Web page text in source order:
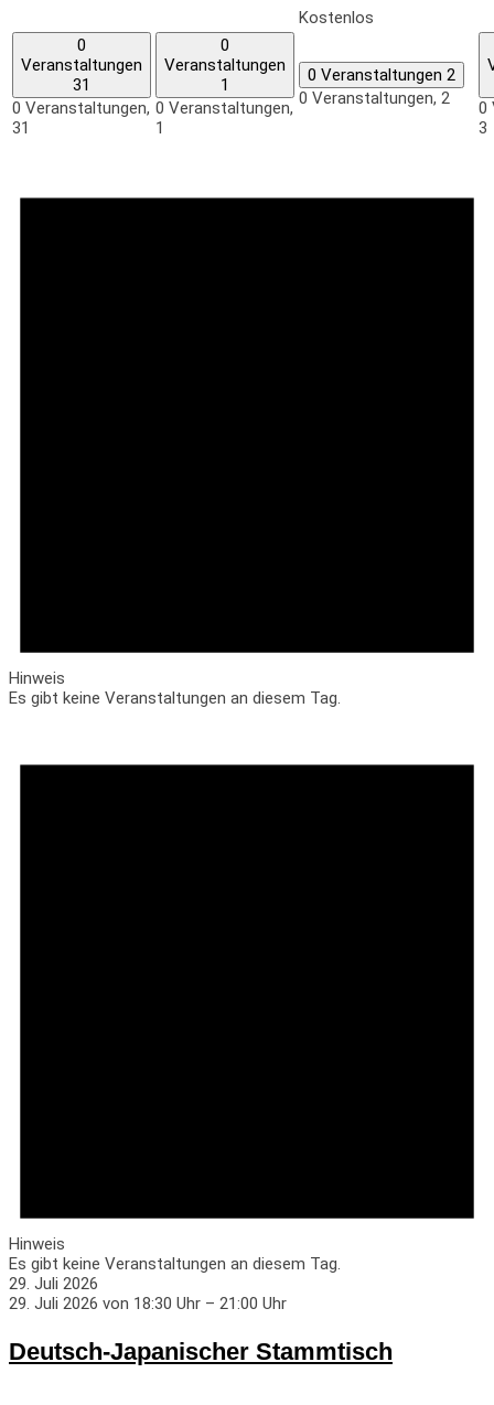
Kostenlos
0
Veranstaltungen
31
0 Veranstaltungen,
31
0
Veranstaltungen
1
0 Veranstaltungen,
1
0 Veranstaltungen 2
0 Veranstaltungen, 2
0
3
Hinweis
Es gibt keine Veranstaltungen an diesem Tag.
Hinweis
Es gibt keine Veranstaltungen an diesem Tag.
29. Juli 2026
29. Juli 2026 von 18:30 Uhr – 21:00 Uhr
Deutsch-Japanischer Stammtisch